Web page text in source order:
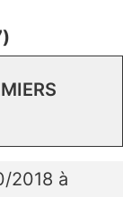
2018 à